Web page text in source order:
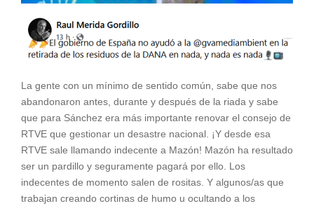
La gente con un mínimo de sentido común, sabe que nos
abandonaron antes, durante y después de la riada y sabe
que para Sánchez era más importante renovar el consejo de
RTVE que gestionar un desastre nacional. ¡Y desde esa
RTVE sale llamando indecente a Mazón! Mazón ha resultado
ser un pardillo y seguramente pagará por ello. Los
indecentes de momento salen de rositas. Y algunos/as que
trabajan creando cortinas de humo u ocultando a los